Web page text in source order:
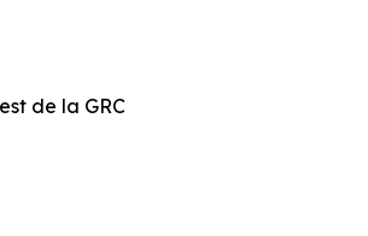
de la GRC